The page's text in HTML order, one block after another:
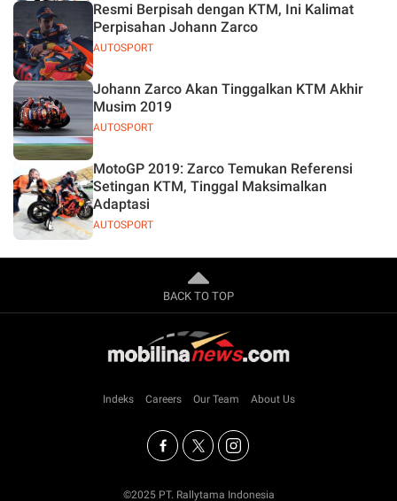
AUTOSPORT
Resmi Berpisah dengan KTM, Ini Kalimat
Perpisahan Johann Zarco
AUTOSPORT
Johann Zarco Akan Tinggalkan KTM Akhir
Musim 2019
AUTOSPORT
MotoGP 2019: Zarco Temukan Referensi
Setingan KTM, Tinggal Maksimalkan
Adaptasi
BACK TO TOP
Indeks Careers Our Team About Us
©2025 PT. Rallytama Indonesia